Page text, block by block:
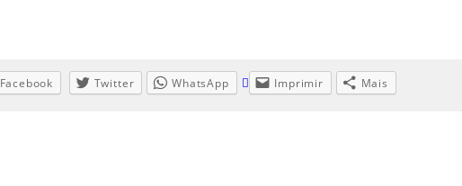
Facebook Twitter WhatsApp Imprimir Mais